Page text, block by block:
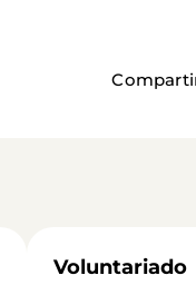
Voluntariado